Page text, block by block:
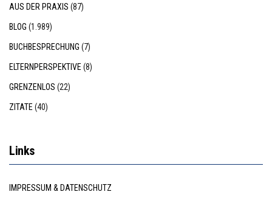
AUS DER PRAXIS (87)
BLOG (1.989)
BUCHBESPRECHUNG (7)
ELTERNPERSPEKTIVE (8)
GRENZENLOS (22)
ZITATE (40)
Links
IMPRESSUM & DATENSCHUTZ